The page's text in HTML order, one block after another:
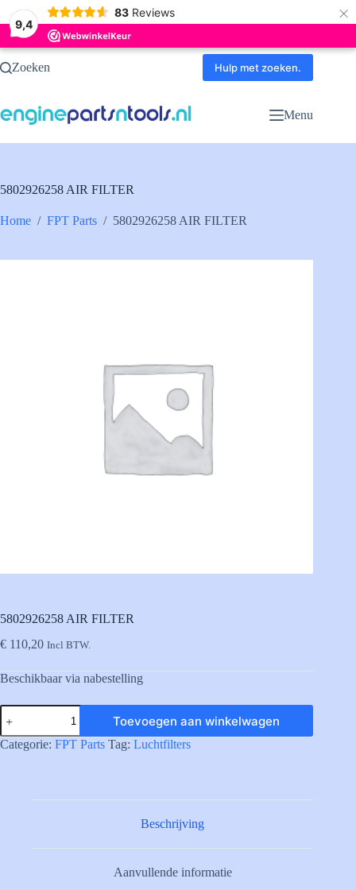
9,4
83 Reviews ×
Ga
naarZoeken Hulp met zoeken.
Menu
5802926258 AIR FILTER
Home / FPT Parts / 5802926258 AIR FILTER
5802926258 AIR FILTER
€ 110,20 Incl BTW.
Beschikbaar via nabestelling
5802926258
AIR
FILTER
aantal
Toevoegen aan winkelwagen
Categorie: FPT Parts Tag: Luchtfilters
Beschrijving
Aanvullende informatie